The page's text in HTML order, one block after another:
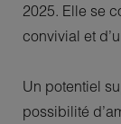
2025. Elle se
convivial et
Un potentiel
possibilité